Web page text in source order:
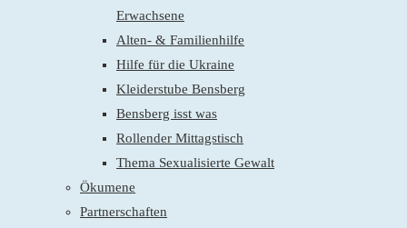
Erwachsene
Alten- & Familienhilfe
Hilfe für die Ukraine
Kleiderstube Bensberg
Bensberg isst was
Rollender Mittagstisch
Thema Sexualisierte Gewalt
Ökumene
Partnerschaften